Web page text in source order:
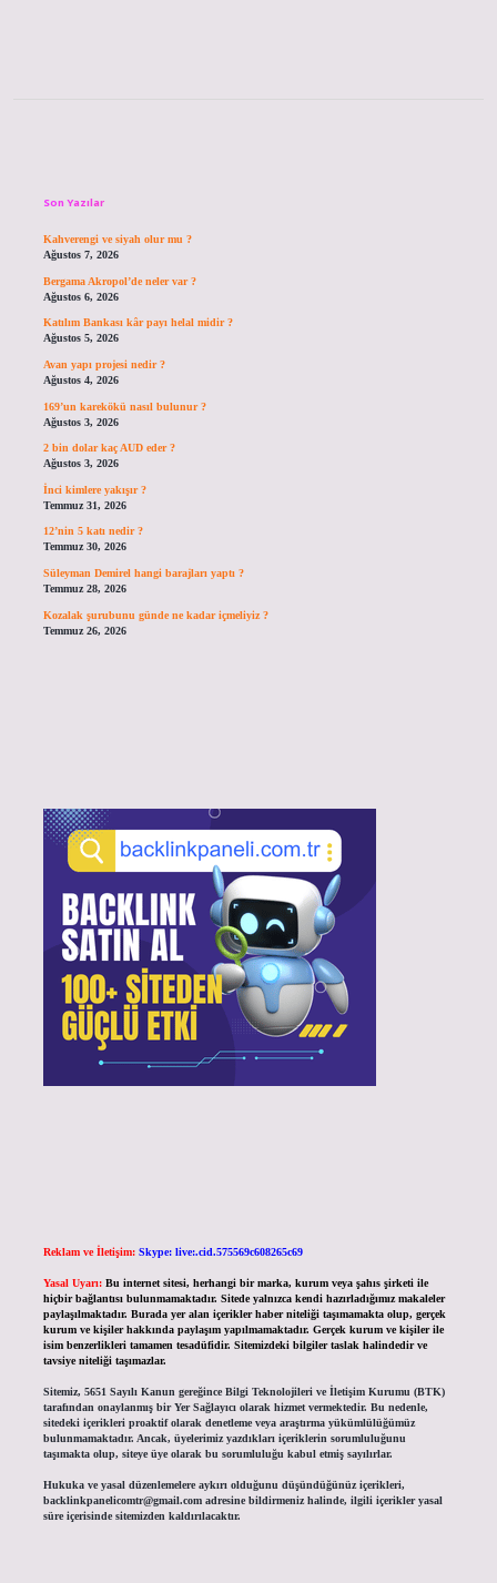
Son Yazılar
Kahverengi ve siyah olur mu ?
Ağustos 7, 2026
Bergama Akropol’de neler var ?
Ağustos 6, 2026
Katılım Bankası kâr payı helal midir ?
Ağustos 5, 2026
Avan yapı projesi nedir ?
Ağustos 4, 2026
169’un karekökü nasıl bulunur ?
Ağustos 3, 2026
2 bin dolar kaç AUD eder ?
Ağustos 3, 2026
İnci kimlere yakışır ?
Temmuz 31, 2026
12’nin 5 katı nedir ?
Temmuz 30, 2026
Süleyman Demirel hangi barajları yaptı ?
Temmuz 28, 2026
Kozalak şurubunu günde ne kadar içmeliyiz ?
Temmuz 26, 2026
Reklam ve İletişim: Skype: live:.cid.575569c608265c69
Yasal Uyarı: Bu internet sitesi, herhangi bir marka, kurum veya şahıs şirketi ile
hiçbir bağlantısı bulunmamaktadır. Sitede yalnızca kendi hazırladığımız makaleler
paylaşılmaktadır. Burada yer alan içerikler haber niteliği taşımamakta olup, gerçek
kurum ve kişiler hakkında paylaşım yapılmamaktadır. Gerçek kurum ve kişiler ile
isim benzerlikleri tamamen tesadüfidir. Sitemizdeki bilgiler taslak halindedir ve
tavsiye niteliği taşımazlar.
Sitemiz, 5651 Sayılı Kanun gereğince Bilgi Teknolojileri ve İletişim Kurumu (BTK)
tarafından onaylanmış bir Yer Sağlayıcı olarak hizmet vermektedir. Bu nedenle,
sitedeki içerikleri proaktif olarak denetleme veya araştırma yükümlülüğümüz
bulunmamaktadır. Ancak, üyelerimiz yazdıkları içeriklerin sorumluluğunu
taşımakta olup, siteye üye olarak bu sorumluluğu kabul etmiş sayılırlar.
Hukuka ve yasal düzenlemelere aykırı olduğunu düşündüğünüz içerikleri,
backlinkpanelicomtr@gmail.comadresine bildirmeniz halinde, ilgili içerikler yasal
süre içerisinde sitemizden kaldırılacaktır.